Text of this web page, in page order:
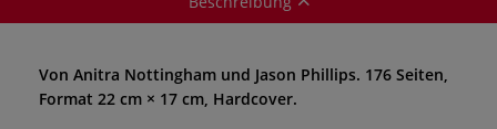
Von Anitra Nottingham und Jason Phillips. 176 Seiten,
Format 22 cm × 17 cm, Hardcover.